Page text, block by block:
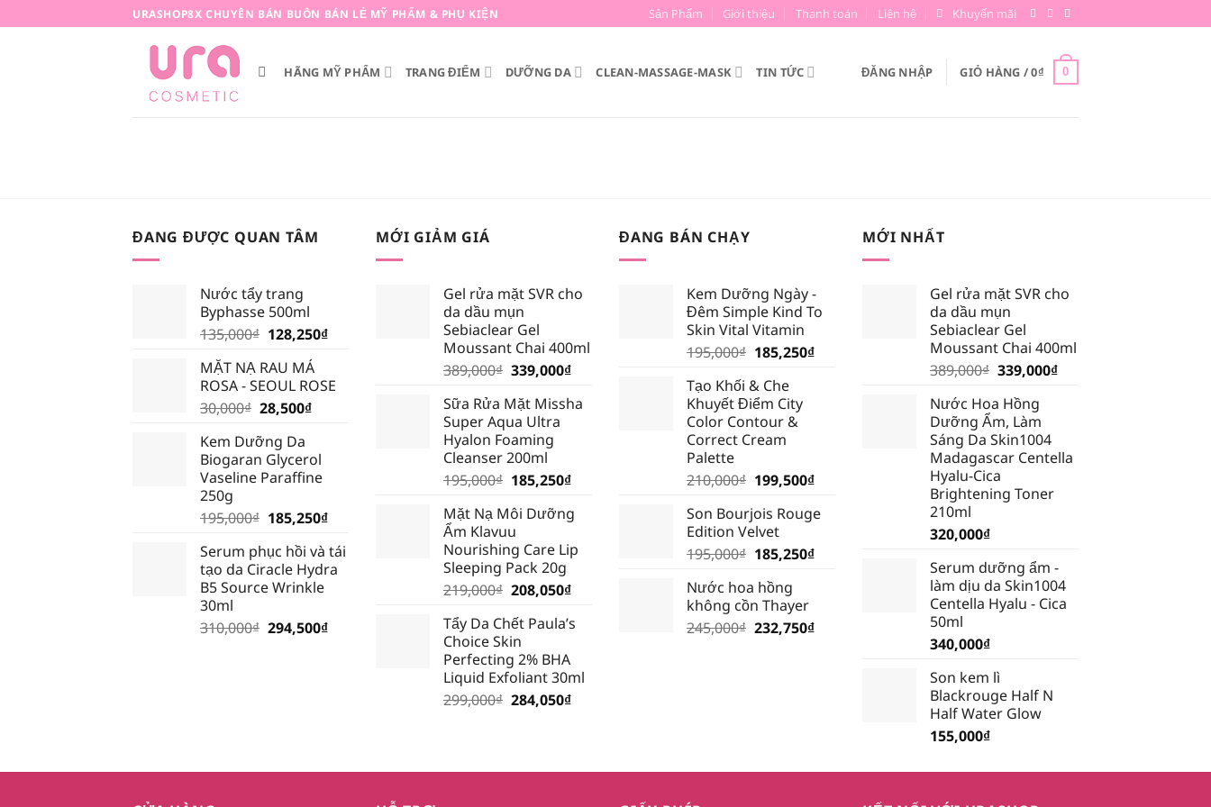
qua
URASHOP8X CHUYÊN BÁN BUÔN BÁN LẺ MỸ PHẨM & PHỤ KIỆN Sản Phẩm Giới thiệu Thanh toán Liên hệ Khuyến mãi
HÃNG MỸ PHẨM TRANG ĐIỂM DƯỠNG DA CLEAN-MASSAGE-MASK TIN TỨC ĐĂNG NHẬP GIỎ HÀNG /0₫ 0
ĐANG ĐƯỢC QUAN TÂM
Nước tẩy trang
Byphasse 500ml
135,000₫ Giá
là:
135,000₫.
128,250₫Giá
là:
MẶT NẠ RAU MÁ
ROSA - SEOUL ROSE
30,000₫ Giá
là:
30,000₫.
28,500₫Giá
là:
28,500₫.
Kem Dưỡng Da
Biogaran Glycerol
Vaseline Paraffine
250g
195,000₫ Giá
là:
195,000₫.
185,250₫Giá
tại
là:
Serum phục hồi và tái
tạo da Ciracle Hydra
B5 Source Wrinkle
30ml
310,000₫ Giá
294,500₫Giá
MỚI GIẢM GIÁ
Gel rửa mặt SVR cho
da dầu mụn
Sebiaclear Gel
Moussant Chai 400ml
389,000₫ Giá
là:
389,000₫.
339,000₫Giá
tại
Sữa Rửa Mặt Missha
Super Aqua Ultra
Hyalon Foaming
Cleanser 200ml
195,000₫ Giá
là:
195,000₫.
185,250₫Giá
tại
185,250₫.
Mặt Nạ Môi Dưỡng
Ẩm Klavuu
Nourishing Care Lip
Sleeping Pack 20g
219,000₫ Giá
là:
219,000₫.
208,050₫Giá
tại
208,050₫.
Tẩy Da Chết Paula’s
Choice Skin
Perfecting 2% BHA
Liquid Exfoliant 30ml
299,000₫ Giá
284,050₫Giá
284,050₫.
ĐANG BÁN CHẠY
Kem Dưỡng Ngày -
Đêm Simple Kind To
Skin Vital Vitamin
195,000₫ Giá
là:
195,000₫.
185,250₫Giá
Tạo Khối & Che
Khuyết Điểm City
Color Contour &
Correct Cream
Palette
210,000₫ Giá
là:
210,000₫.
199,500₫Giá
tại
199,500₫.
Son Bourjois Rouge
Edition Velvet
195,000₫ Giá
là:
195,000₫.
185,250₫Giá
185,250₫.
Nước hoa hồng
không cồn Thayer
245,000₫ Giá
232,750₫Giá
MỚI NHẤT
Gel rửa mặt SVR cho
da dầu mụn
Sebiaclear Gel
Moussant Chai 400ml
389,000₫ Giá
là:
389,000₫.
339,000₫Giá
Nước Hoa Hồng
Dưỡng Ẩm, Làm
Sáng Da Skin1004
Madagascar Centella
Hyalu-Cica
Brightening Toner
210ml
320,000₫
Serum dưỡng ẩm -
làm dịu da Skin1004
Centella Hyalu - Cica
50ml
340,000₫
Son kem lì
Blackrouge Half N
Half Water Glow
155,000₫